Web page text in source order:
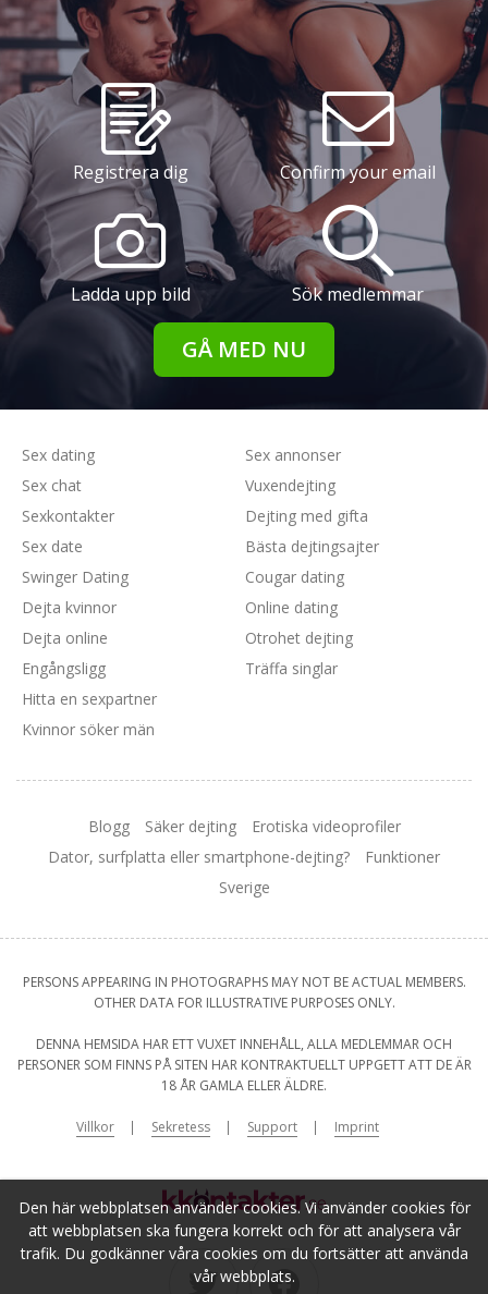
Registrera dig Confirm your email
Ladda upp bild Sök medlemmar
GÅ MED NU
Den här webbplatsen använder cookies. Vi använder cookies för
att webbplatsen ska fungera korrekt och för att analysera vår
trafik. Du godkänner våra cookies om du fortsätter att använda
vår webbplats.
Sex dating
Sex chat
Sexkontakter
Sex date
Swinger Dating
Sex annonser
Vuxendejting
Dejting med gifta
Bästa dejtingsajter
Cougar dating
Dejta kvinnor
Dejta online
Engångsligg
Hitta en sexpartner
Kvinnor söker män
Online dating
Otrohet dejting
Träffa singlar
Blogg Säker dejting
Erotiska videoprofiler
Dator, surfplatta eller smartphone-dejting?
Funktioner
Sverige
PERSONS APPEARING IN PHOTOGRAPHS MAY NOT BE ACTUAL MEMBERS.
OTHER DATA FOR ILLUSTRATIVE PURPOSES ONLY.
DENNA HEMSIDA HAR ETT VUXET INNEHÅLL, ALLA MEDLEMMAR OCH
PERSONER SOM FINNS PÅ SITEN HAR KONTRAKTUELLT UPPGETT ATT DE ÄR
18 ÅR GAMLA ELLER ÄLDRE.
Villkor Sekretess Support Imprint